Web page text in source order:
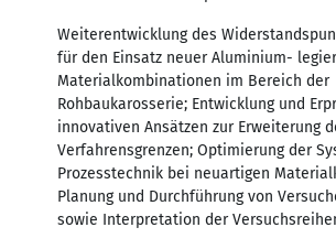
Weiterentwicklung des
für den Einsatz neuer Aluminium-
Materialkombinationen im Bereich der
Rohbaukarosserie; Entwicklung und
innovativen Ansätzen zur Erweiterung
Verfahrensgrenzen; Optimierung der
Prozesstechnik bei neuartigen
Planung und Durchführung von
sowie Interpretation der